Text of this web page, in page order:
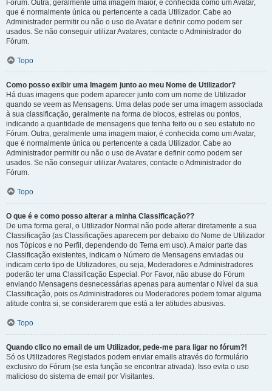
Fórum. Outra, geralmente uma imagem maior, é conhecida como um Avatar,
que é normalmente única ou pertencente a cada Utilizador. Cabe ao
Administrador permitir ou não o uso de Avatar e definir como podem ser
usados. Se não conseguir utilizar Avatares, contacte o Administrador do
Fórum.
Topo
Como posso exibir uma Imagem junto ao meu Nome de Utilizador?
Há duas imagens que podem aparecer junto com um nome de Utilizador
quando se veem as Mensagens. Uma delas pode ser uma imagem associada
à sua classificação, geralmente na forma de blocos, estrelas ou pontos,
indicando a quantidade de mensagens que tenha feito ou o seu estatuto no
Fórum. Outra, geralmente uma imagem maior, é conhecida como um Avatar,
que é normalmente única ou pertencente a cada Utilizador. Cabe ao
Administrador permitir ou não o uso de Avatar e definir como podem ser
usados. Se não conseguir utilizar Avatares, contacte o Administrador do
Fórum.
Topo
O que é e como posso alterar a minha Classificação??
De uma forma geral, o Utilizador Normal não pode alterar diretamente a sua
Classificação (as Classificações aparecem por debaixo do Nome de Utilizador
nos Tópicos e no Perfil, dependendo do Tema em uso). A maior parte das
Classificação existentes, indicam o Número de Mensagens enviadas ou
indicam certo tipo de Utilizadores, ou seja, Moderadores e Administradores
poderão ter uma Classificação Especial. Por Favor, não abuse do Fórum
enviando Mensagens desnecessárias apenas para aumentar o Nível da sua
Classificação, pois os Administradores ou Moderadores podem tomar alguma
atitude contra si, se considerarem que está a ter atitudes abusivas.
Topo
Quando clico no email de um Utilizador, pede-me para ligar no fórum?!
Só os Utilizadores Registados podem enviar emails através do formulário
exclusivo do Fórum (se esta função se encontrar ativada). Isso evita o uso
malicioso do sistema de email por Visitantes.